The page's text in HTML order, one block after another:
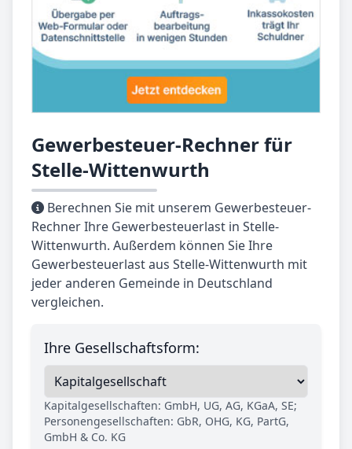
Gewerbesteuer-Rechner für
Stelle-Wittenwurth
Berechnen Sie mit unserem Gewerbesteuer-
Rechner Ihre Gewerbesteuerlast in Stelle-
Wittenwurth. Außerdem können Sie Ihre
Gewerbesteuerlast aus Stelle-Wittenwurth mit
jeder anderen Gemeinde in Deutschland
vergleichen.
Ihre Gesellschaftsform:
Kapitalgesellschaften: GmbH, UG, AG, KGaA, SE;
Personengesellschaften: GbR, OHG, KG, PartG,
GmbH & Co. KG